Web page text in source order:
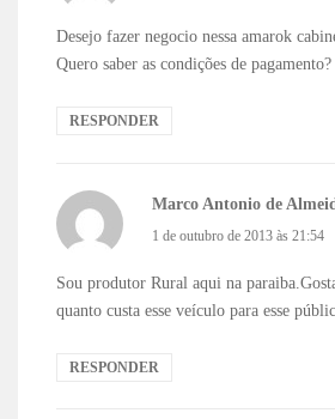
Desejo fazer negocio nessa amarok
Quero saber as condições de pagamento?
RESPONDER
Marco Antonio de
1 de outubro de 2013 às 21:54
Sou produtor Rural aqui na
quanto custa esse veículo para esse
RESPONDER